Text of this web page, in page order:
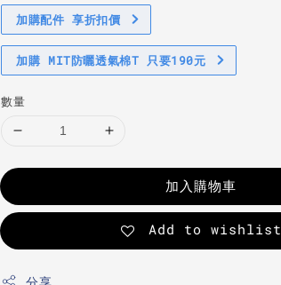
加購配件 享折扣價
加購 MIT防曬透氣棉T 只要190元
數量
加入購物車
Add to wishlist
分享